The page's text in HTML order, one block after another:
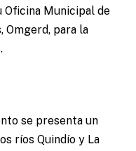
Oficina Municipal de
Omgerd, para la
se presenta un
ríos Quindío y La